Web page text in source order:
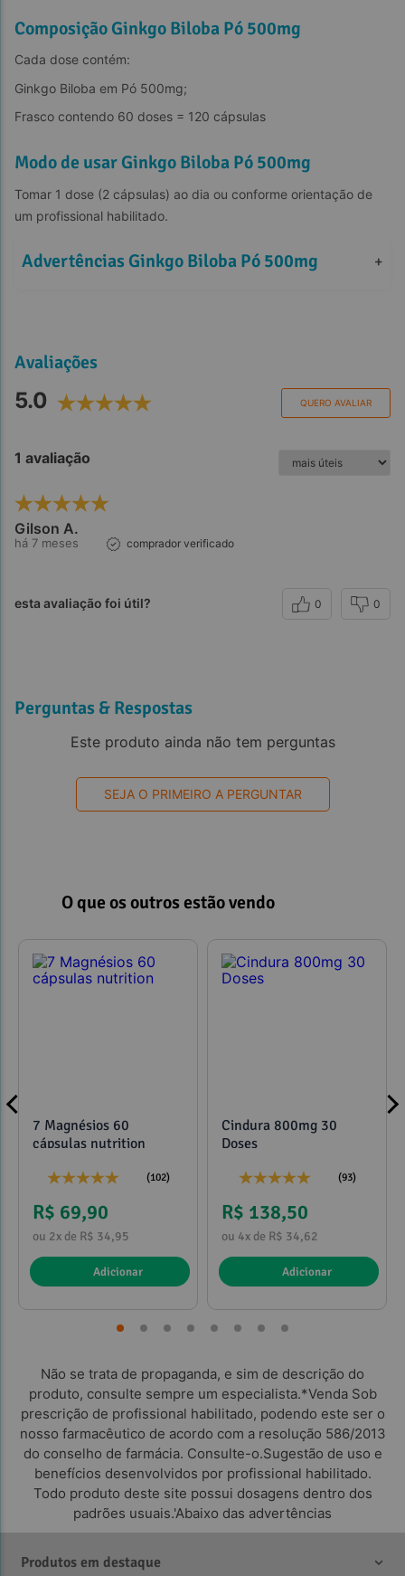
Composição Ginkgo Biloba Pó 500mg
Cada dose contém:
Ginkgo Biloba em Pó 500mg;
Frasco contendo 60 doses = 120 cápsulas
Modo de usar Ginkgo Biloba Pó 500mg
Tomar 1 dose (2 cápsulas) ao dia ou conforme orientação de
um profissional habilitado.
Advertências Ginkgo Biloba Pó 500mg +
Avaliações
5.0 QUERO AVALIAR
1 avaliação
Gilson A.
há 7 meses comprador verificado
esta avaliação foi útil? 0 0
Perguntas & Respostas
Este produto ainda não tem perguntas
SEJA O PRIMEIRO A PERGUNTAR
O que os outros estão vendo
7 Magnésios 60
cápsulas nutrition
(102)
R$ 69,90
ou 2x de R$ 34,95
Adicionar
Cindura 800mg 30
Doses
(93)
R$ 138,50
ou 4x de R$ 34,62
Adicionar
Não se trata de propaganda, e sim de descrição do
produto, consulte sempre um especialista.*Venda Sob
prescrição de profissional habilitado, podendo este ser o
nosso farmacêutico de acordo com a resolução 586/2013
do conselho de farmácia. Consulte-o.Sugestão de uso e
benefícios desenvolvidos por profissional habilitado.
Todo produto deste site possui dosagens dentro dos
padrões usuais.'Abaixo das advertências
Produtos em destaque